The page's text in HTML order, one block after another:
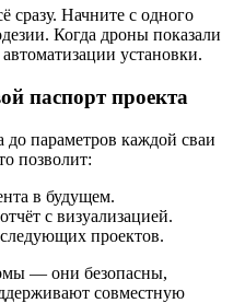
сразу. Начните с одного
Когда дроны показали
установки.
паспорт проекта
параметров каждой сваи
позволит:
в будущем.
с визуализацией.
проектов.
— они безопасны,
совместную